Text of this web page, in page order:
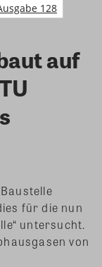
128
auf
für die nun
untersucht.
von